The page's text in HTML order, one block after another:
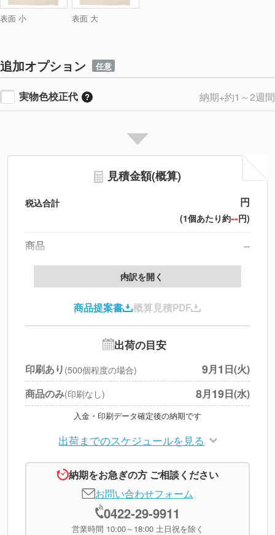
表面 小 表面 大
追加オプション 任意
実物色校正代 納期+約1～2週間
見積金額(概算)
税込合計 円
(1個あたり約--円)
商品
--
製版代
印刷代
北海道・沖縄・離島 別途
円
※上記小計は税別です
内訳を開く
商品提案書 概算見積PDF
出荷の目安
印刷あり (500個程度の場合) 9月1 日(火)
商品のみ(印刷なし) 8月19日(水)
入金・印刷データ確定後の納期です
出荷までのスケジュールを見る
納期をお急ぎの方 ご相談ください
お問い合わせフォーム
0422-29-9911
営業時間 10:00～18:00 土日祝を除く